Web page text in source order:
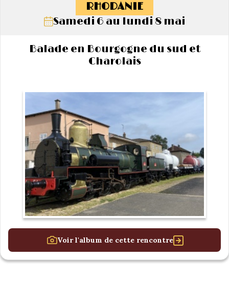
RHODANIE
Samedi 6 au lundi 8 mai
Balade en Bourgogne du sud et
Charolais
Voir l'album de cette rencontre